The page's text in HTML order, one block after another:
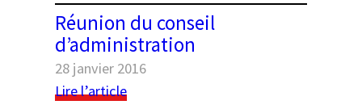
14
mars
avec
le
président
Réunion du conseil
d’administration
28 janvier 2016
Lire l’article: